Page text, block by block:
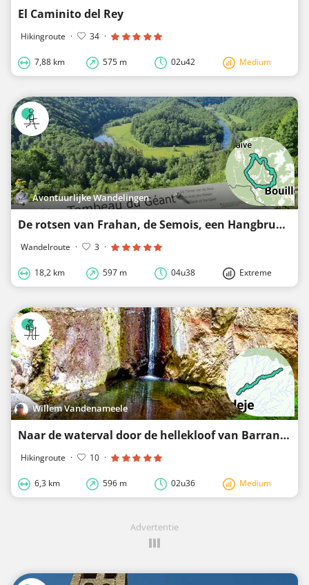
El Caminito del Rey
Hikingroute · 34 ·
7,88 km 575 m 02u42 Medium
Avontuurlijke Wandelingen
De rotsen van Frahan, de Semois, een Hangbrug, het graf van de reus en de laddertjes van Rochehaut
Wandelroute · 3 ·
18,2 km 597 m 04u38 Extreme
Willem Vandenameele
Naar de waterval door de hellekloof van Barranco del infienro
Hikingroute · 10 ·
6,3 km 596 m 02u36 Medium
Advertentie